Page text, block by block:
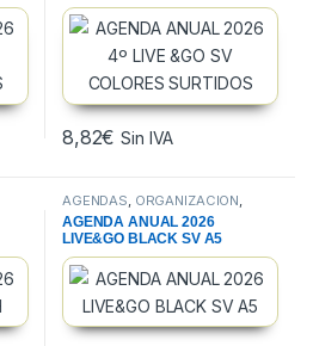
8,82€ Sin IVA
AGENDAS ORGANIZACION
PAPELERIA
AGENDA ANUAL 2026
LIVE&GO BLACK SV A5